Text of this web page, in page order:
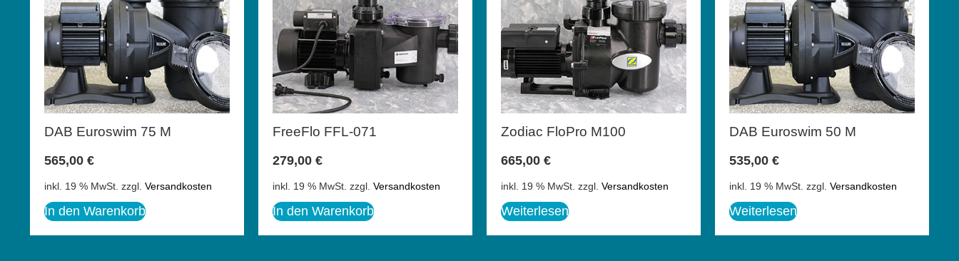
DAB Euroswim 75 M
565,00 €
inkl. 19 % MwSt. zzgl. Versandkosten
In den Warenkorb
FreeFlo FFL-071
279,00 €
inkl. 19 % MwSt. zzgl. Versandkosten
In den Warenkorb
Zodiac FloPro M100
665,00 €
inkl. 19 % MwSt. zzgl. Versandkosten
Weiterlesen
DAB Euroswim 50 M
535,00 €
inkl. 19 % MwSt. zzgl. Versandkosten
Weiterlesen